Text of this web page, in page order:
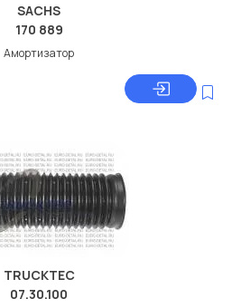
SACHS
170 889
Амортизатор
TRUCKTEC
07.30.100